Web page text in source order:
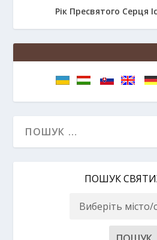
Рік Пресвятого Серця
ПОШУК